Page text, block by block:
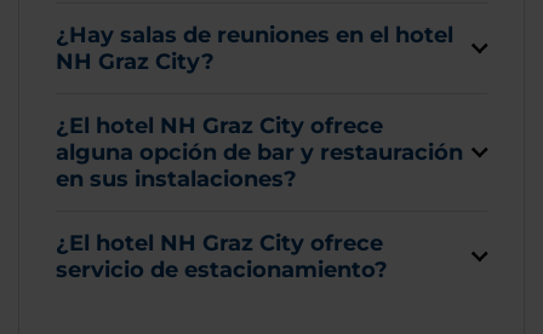
¿Hay salas de reuniones en el hotel
NH Graz City?
¿El hotel NH Graz City ofrece
alguna opción de bar y restauración
en sus instalaciones?
¿El hotel NH Graz City ofrece
servicio de estacionamiento?